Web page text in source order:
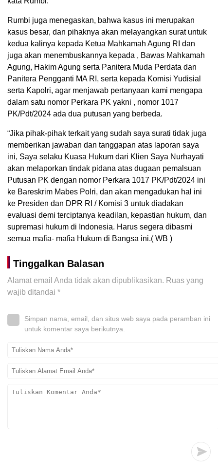
Rumbi juga menegaskan, bahwa kasus ini merupakan
kasus besar, dan pihaknya akan melayangkan surat untuk
kedua kalinya kepada Ketua Mahkamah Agung RI dan
juga akan menembuskannya kepada , Bawas Mahkamah
Agung, Hakim Agung serta Panitera Muda Perdata dan
Panitera Pengganti MA RI, serta kepada Komisi Yudisial
serta Kapolri, agar menjawab pertanyaan kami mengapa
dalam satu nomor Perkara PK yakni , nomor 1017
PK/Pdt/2024 ada dua putusan yang berbeda.
“Jika pihak-pihak terkait yang sudah saya surati tidak juga
memberikan jawaban dan tanggapan atas laporan saya
ini, Saya selaku Kuasa Hukum dari Klien Saya Nurhayati
akan melaporkan tindak pidana atas dugaan pemalsuan
Putusan PK dengan nomor Perkara 1017 PK/Pdt/2024 ini
ke Bareskrim Mabes Polri, dan akan mengadukan hal ini
ke Presiden dan DPR RI / Komisi 3 untuk diadakan
evaluasi demi terciptanya keadilan, kepastian hukum, dan
supremasi hukum di Indonesia. Harus segera dibasmi
semua mafia- mafia Hukum di Bangsa ini.( WB )
Tinggalkan Balasan
Alamat email Anda tidak akan dipublikasikan. Ruas yang
wajib ditandai *
Simpan nama, email, dan situs web saya pada peramban ini
untuk komentar saya berikutnya.